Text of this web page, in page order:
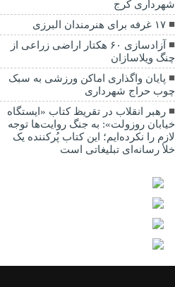
شهرداری کرج
۱۷ غرفه برای هنرمندان البرزی
آزادسازی ۶۰ هکتار اراضی زراعی از
چنگ ویلاسازان
پایان واگذاری اماکن ورزشی به سبک
چوب حراج شهرداری
رهبر انقلاب در تقریظ کتاب «ایستگاه
خیابان روزولت»: به جنگ روایت‌ها توجه
لازم را نکرده‌ایم؛ این کتاب پُرکننده‌ یک
خلأ رسانه‌ای تبلیغاتی است